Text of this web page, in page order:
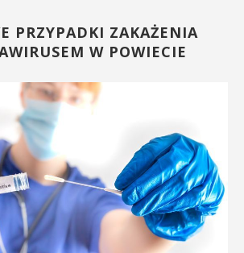
PRZYPADKI ZAKAŻENIA
W POWIECIE